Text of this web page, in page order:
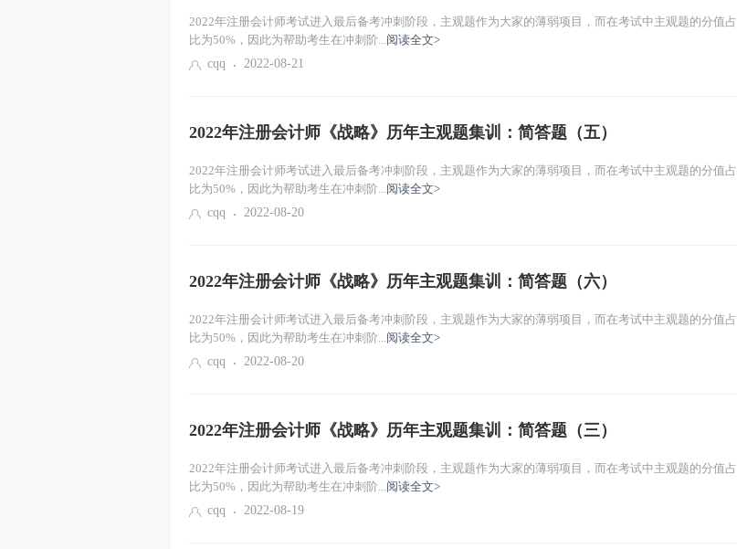
2022年注册会计师考试进入最后备考冲刺阶段，主观题作为大家的薄弱项目，而在考试中主观题的分值占
比为50%，因此为帮助考生在冲刺阶...阅读全文>
cqq
2022-08-21
2022年注册会计师《战略》历年主观题集训：简答题（五）
2022年注册会计师考试进入最后备考冲刺阶段，主观题作为大家的薄弱项目，而在考试中主观题的分值占
比为50%，因此为帮助考生在冲刺阶...阅读全文>
cqq
2022-08-20
2022年注册会计师《战略》历年主观题集训：简答题（六）
2022年注册会计师考试进入最后备考冲刺阶段，主观题作为大家的薄弱项目，而在考试中主观题的分值占
比为50%，因此为帮助考生在冲刺阶...阅读全文>
cqq
2022-08-20
2022年注册会计师《战略》历年主观题集训：简答题（三）
2022年注册会计师考试进入最后备考冲刺阶段，主观题作为大家的薄弱项目，而在考试中主观题的分值占
比为50%，因此为帮助考生在冲刺阶...阅读全文>
cqq
2022-08-19